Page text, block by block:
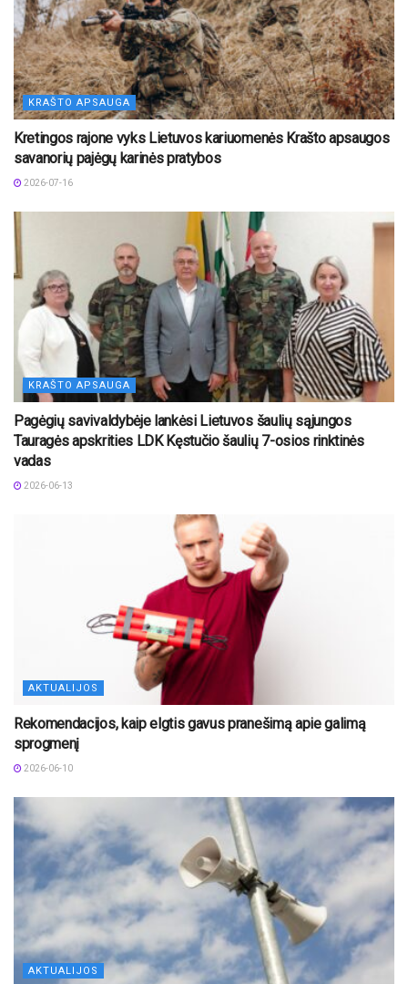
KRAŠTO APSAUGA
Kretingos rajone vyks Lietuvos kariuomenės Krašto apsaugos
savanorių pajėgų karinės pratybos
2026-07-16
KRAŠTO APSAUGA
Pagėgių savivaldybėje lankėsi Lietuvos šaulių sąjungos
Tauragės apskrities LDK Kęstučio šaulių 7-osios rinktinės
vadas
2026-06-13
AKTUALIJOS
Rekomendacijos, kaip elgtis gavus pranešimą apie galimą
sprogmenį
2026-06-10
AKTUALIJOS